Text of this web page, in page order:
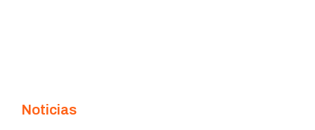
Noticias